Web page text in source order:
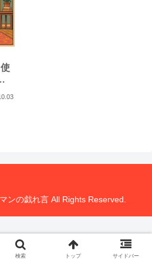
ンの戯れ言 All Rights Reserved.
検索 トップ サイドバー